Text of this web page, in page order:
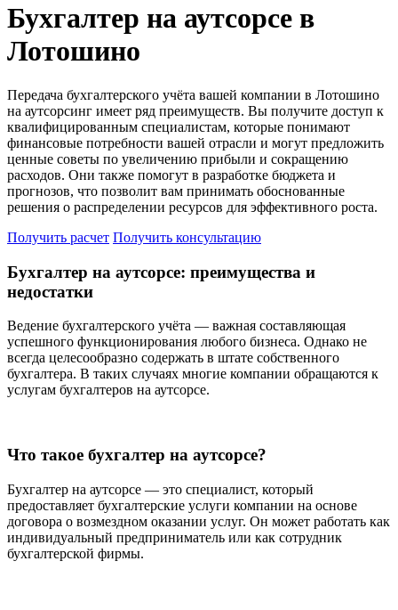
Бухгалтер на аутсорсе в
Лотошино
Передача бухгалтерского учёта вашей компании в Лотошино
на аутсорсинг имеет ряд преимуществ. Вы получите доступ к
квалифицированным специалистам, которые понимают
финансовые потребности вашей отрасли и могут предложить
ценные советы по увеличению прибыли и сокращению
расходов. Они также помогут в разработке бюджета и
прогнозов, что позволит вам принимать обоснованные
решения о распределении ресурсов для эффективного роста.
Получить расчет Получить консультацию
Бухгалтер на аутсорсе: преимущества и
недостатки
Ведение бухгалтерского учёта — важная составляющая
успешного функционирования любого бизнеса. Однако не
всегда целесообразно содержать в штате собственного
бухгалтера. В таких случаях многие компании обращаются к
услугам бухгалтеров на аутсорсе.
Что такое бухгалтер на аутсорсе?
Бухгалтер на аутсорсе — это специалист, который
предоставляет бухгалтерские услуги компании на основе
договора о возмездном оказании услуг. Он может работать как
индивидуальный предприниматель или как сотрудник
бухгалтерской фирмы.